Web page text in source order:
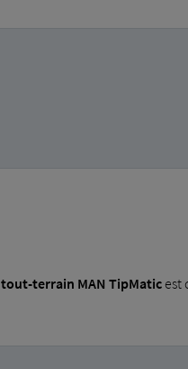
tout-terrain MAN TipMaticest